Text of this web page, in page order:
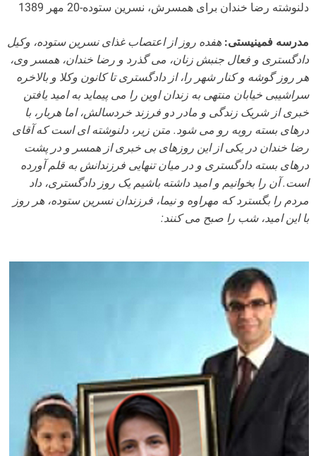
دلنوشته رضا خندان برای همسرش، نسرین ستوده-20 مهر 1389
مدرسه فمینیستی: هفده روز از اعتصاب غذای نسرین ستوده، وکیل
دادگستری و فعال جنبش زنان، می گذرد و رضا خندان، همسر وی،
هر روز گوشه و کنار شهر را، از دادگستری تا کانون وکلا و بالاخره
سراشیبی خیابان منتهی به زندان اوین را می پیماید به امید یافتن
خبری از شریک زندگی و مادر دو فرزند خردسالش، اما هربار، با
درهای بسته روبه رو می شود. متن زیر، دلنوشته ای است که آقای
رضا خندان در یکی از این روزهای بی خبری از همسر و در پشت
درهای بسته دادگستری و در میان تنهایی فرزندانش به قلم آورده
است. آن را بخوانیم و امید داشته باشیم یک روز دادگستری، داد
مردم را بگسترد که مهراوه و نیما، فرزندان نسرین ستوده، هر روز
با این امید، شب را صبح می کنند: